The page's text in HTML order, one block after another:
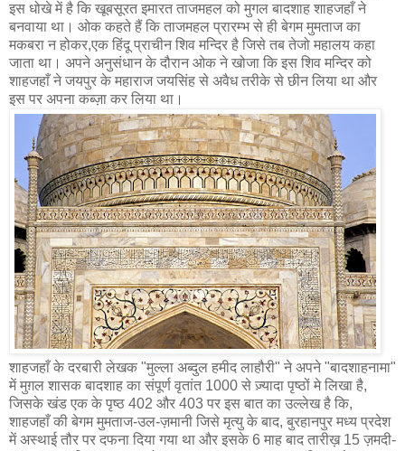
इस धोखे में है कि खूबसूरत इमारत ताजमहल को मुगल बादशाह शाहजहाँ ने
बनवाया था। ओक कहते हैं कि ताजमहल प्रारम्भ से ही बेगम मुमताज का
मकबरा न होकर,एक हिंदू प्राचीन शिव मन्दिर है जिसे तब तेजो महालय कहा
जाता था। अपने अनुसंधान के दौरान ओक ने खोजा कि इस शिव मन्दिर को
शाहजहाँ ने जयपुर के महाराज जयसिंह से अवैध तरीके से छीन लिया था और
इस पर अपना कब्ज़ा कर लिया था।
शाहजहाँ के दरबारी लेखक "मुल्ला अब्दुल हमीद लाहौरी" ने अपने "बादशाहनामा"
में मुग़ल शासक बादशाह का संपूर्ण वृतांत 1000 से ज़्यादा पृष्ठों मे लिखा है,
जिसके खंड एक के पृष्ठ 402 और 403 पर इस बात का उल्लेख है कि,
शाहजहाँ की बेगम मुमताज-उल-ज़मानी जिसे मृत्यु के बाद, बुरहानपुर मध्य प्रदेश
में अस्थाई तौर पर दफना दिया गया था और इसके 6 माह बाद तारीख़ 15 ज़मदी-